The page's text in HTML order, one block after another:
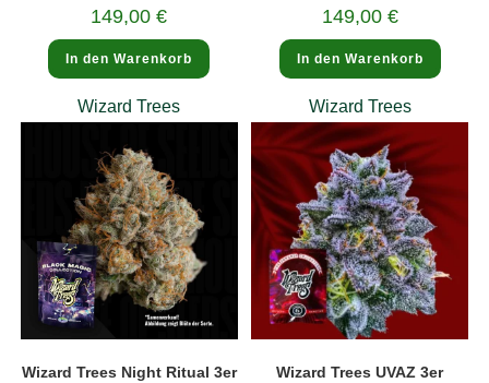
149,00€
In den Warenkorb
149,00 €
In den Warenkorb
Wizard Trees
Wizard Trees Night Ritual 3er
Wizard Trees
Wizard Trees UVAZ 3er